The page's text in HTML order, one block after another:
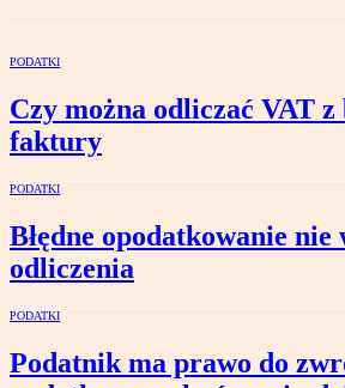
PODATKI
Czy można odliczać VAT z
faktury
PODATKI
Błędne opodatkowanie nie
odliczenia
PODATKI
Podatnik ma prawo do